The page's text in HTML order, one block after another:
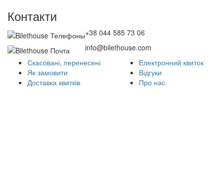
Контакти
+38 044 585 73 06
info@bilethouse.com
Скасовані, перенесені
Як замовити
Доставка квитків
Електронний квиток
Відгуки
Про нас